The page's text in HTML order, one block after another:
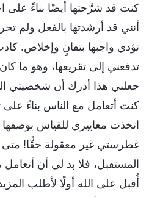
كنت قد شرَّحتها أيضًا بناءً على
أنني قد أرشدتها بالفعل ولم
تؤدي واجبها بتفانٍ وإخلاص.
تدفعني إلى تقريعها، وهو ما
جعلني هذا أدرك أن شخصيتي
كنت أتعامل مع الناس بناءً على
اتخذت معاييري للقياس
غطرستي غير معقولة حقًّا!
المستقبل، فلا بد لي أن
أُقبل على الله أولًا لأطلب